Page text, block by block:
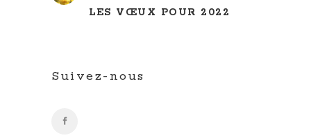
LES VŒUX POUR 2022
Suivez-nous